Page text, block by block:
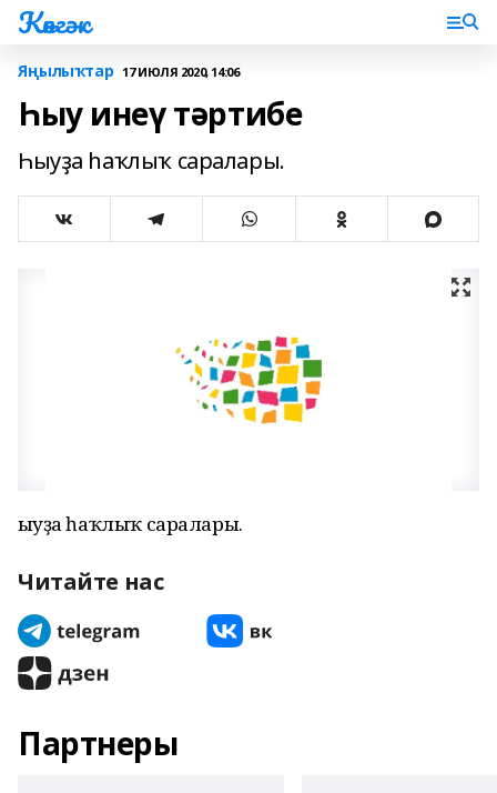
Көнгәк
Яңылыҡтар 17 ИЮЛЯ 2020, 14:06
Һыу инеү тәртибе
Һыуҙа һаҡлыҡ саралары.
Һыуҙа һаҡлыҡ саралары.
Читайте нас
Партнеры